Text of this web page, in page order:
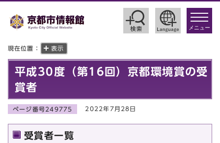
toggle
メニュー
現在位置： 表示
平成30度（第16回）京都環境賞の受
賞者
ページ番号249775 2022年7月28日
受賞者一覧